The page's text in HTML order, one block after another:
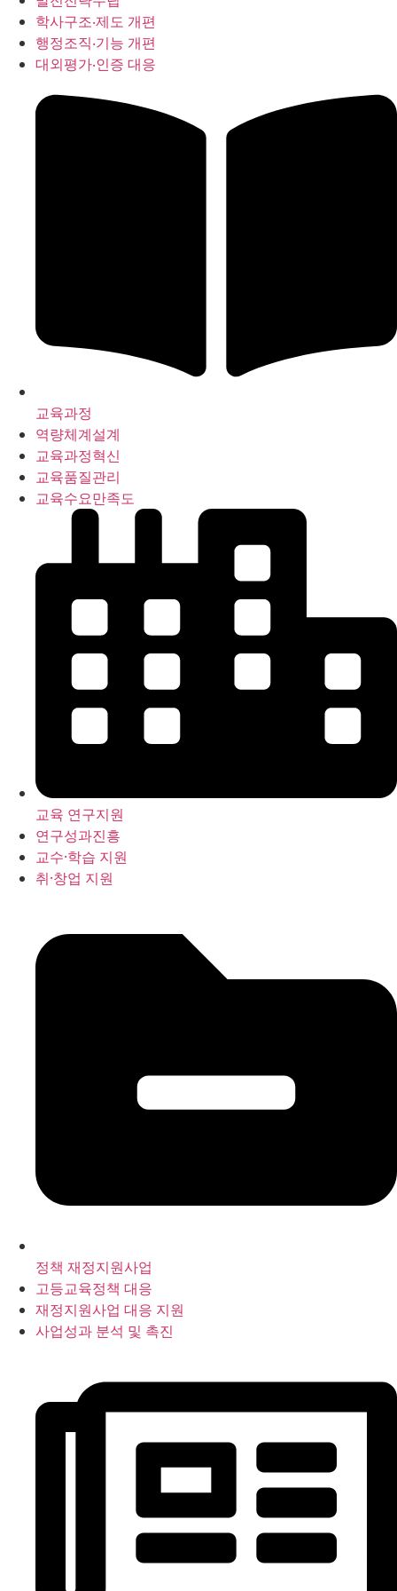
학사구조‧제도 개편
행정조직‧기능 개편
대외평가‧인증 대응
교육과정
역량체계설계
교육과정혁신
교육품질관리
교육수요만족도
교육 연구지원
연구성과진흥
교수·학습 지원
취·창업 지원
정책 재정지원사업
고등교육정책 대응
재정지원사업 대응 지원
사업성과 분석 및 촉진